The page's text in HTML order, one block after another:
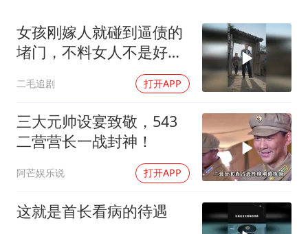
香港殿堂级填词人黎彼得因病离世 终年76岁
日本籍女网红在韩直播时自杀身亡
恩比德变瘦引热议
总书记关心百姓身边这些民生大事
女孩刚嫁人就碰到逼债的
堵门，不料女人不是好惹
二毛追剧 打开APP
三大元帅设宴致敬，543
二营营长一战封神！
阿芒娱乐说 打开APP
这就是首长看病的待遇